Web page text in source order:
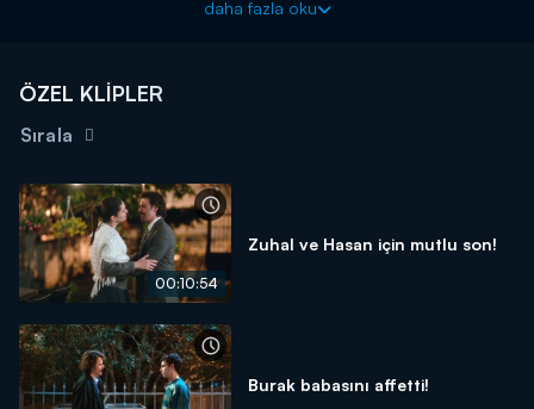
daha fazla oku
ÖZEL KLİPLER
Sırala
00:10:54
Zuhal ve Hasan için mutlu son!
Burak babasını affetti!